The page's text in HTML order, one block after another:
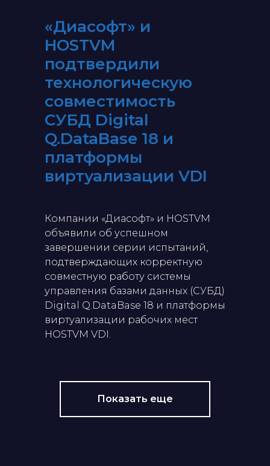
«Диасофт» и
HOSTVM
подтвердили
технологическую
совместимость
СУБД Digital
Q.DataBase 18 и
платформы
виртуализации VDI
Компании «Диасофт» и HOSTVM
объявили об успешном
завершении серии испытаний,
подтверждающих корректную
совместную работу системы
управления базами данных (СУБД)
Digital Q.DataBase 18 и платформы
виртуализации рабочих мест
HOSTVM VDI.
Показать еще